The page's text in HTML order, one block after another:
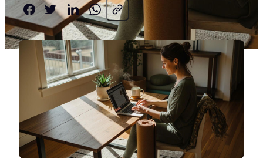
Partager sur Facebook
Partager sur X
Partager sur LinkedIn
Partager sur WhatsApp
Copier le lien de la page